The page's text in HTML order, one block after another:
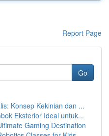
Report Page
Go
Konsep Kekinian dan ...
Eksterior Ideal untuk...
Gaming Destination